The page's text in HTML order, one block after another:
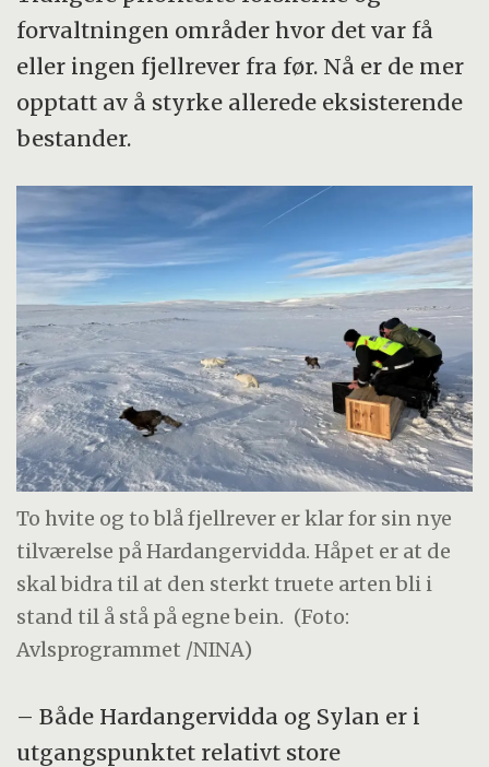
forvaltningen områder hvor det var få
eller ingen fjellrever fra før. Nå er de mer
opptatt av å styrke allerede eksisterende
bestander.
To hvite og to blå fjellrever er klar for sin nye
tilværelse på Hardangervidda. Håpet er at de
skal bidra til at den sterkt truete arten bli i
stand til å stå på egne bein. (Foto:
Avlsprogrammet /NINA)
– Både Hardangervidda og Sylan er i
utgangspunktet relativt store